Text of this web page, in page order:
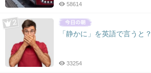
58614
「静かに」を英語で言うと？
33254